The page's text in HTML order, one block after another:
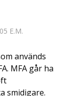
E.M.
används
MFA går ha
smidigare.